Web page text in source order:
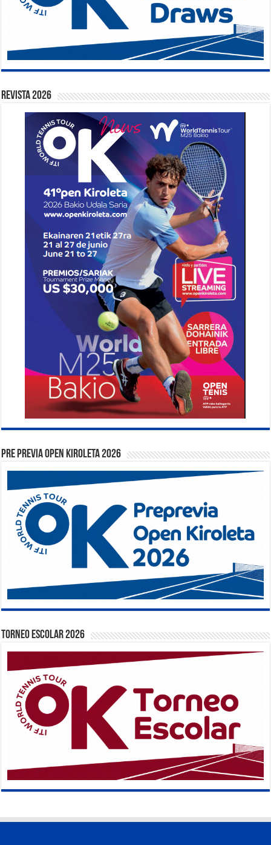
Revista 2026
PRE PREVIA OPEN KIROLETA 2026
TORNEO ESCOLAR 2026